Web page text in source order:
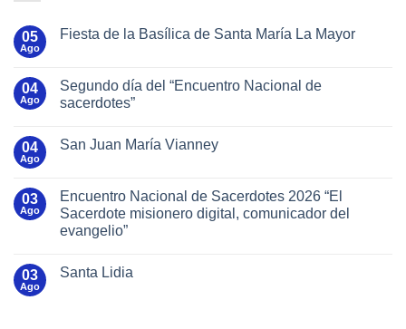
05
Ago
Fiesta de la Basílica de Santa María La Mayor
04
Ago
Segundo día del “Encuentro Nacional de
sacerdotes”
04
Ago
San Juan María Vianney
03
Ago
Encuentro Nacional de Sacerdotes 2026 “El
Sacerdote misionero digital, comunicador del
evangelio”
03
Ago
Santa Lidia